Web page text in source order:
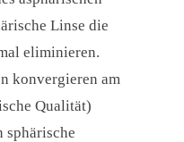
Linse die
eliminieren.
konvergieren am
Qualität)
sphärische